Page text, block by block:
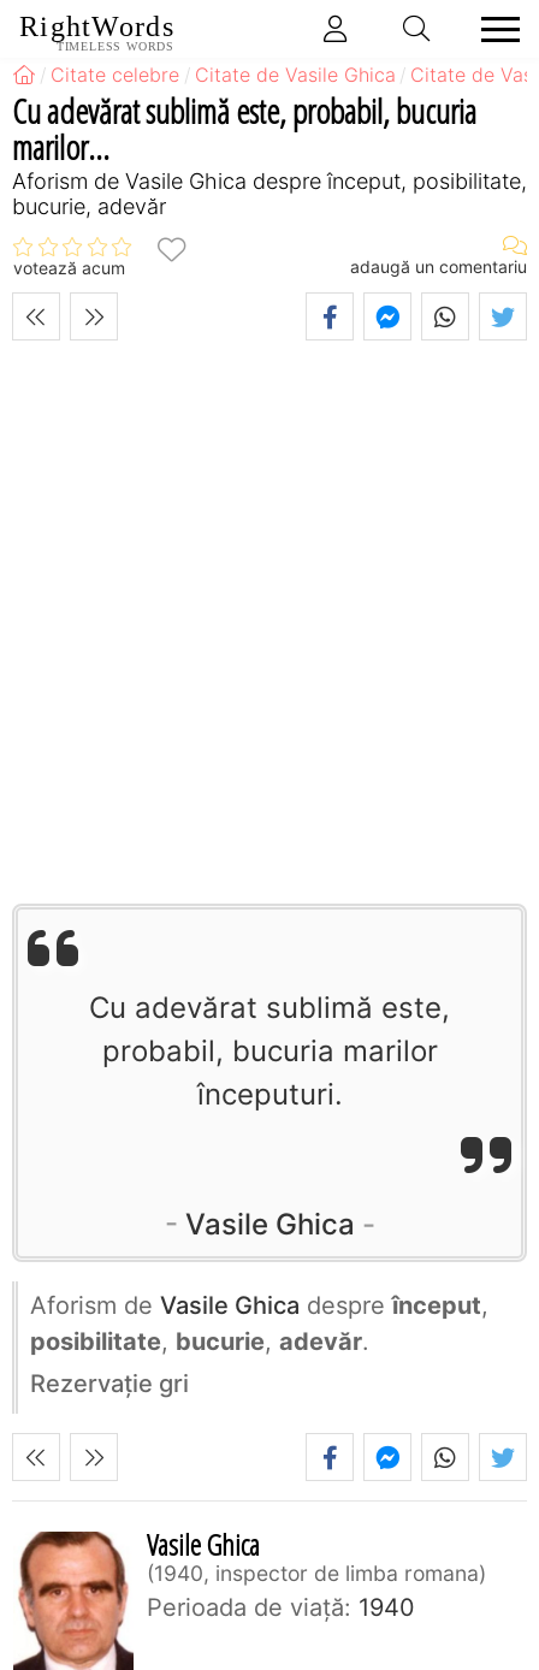
RightWords
TIMELESS WORDS
Citate celebre Citate de Vasile Ghica Citate de
Cu adevărat sublimă este, probabil, bucuria
marilor...
Aforism de Vasile Ghica despre început, posibilitate,
bucurie, adevăr
votează acum adaugă un comentariu
Cu adevărat sublimă este,
probabil, bucuria marilor
începuturi.
Vasile Ghica
Aforism de Vasile Ghica despreînceput,
posibilitate, bucurie, adevăr.
Rezervaţie gri
Vasile Ghica
1940, inspector de limba romana
Perioada de viaţă: 1940